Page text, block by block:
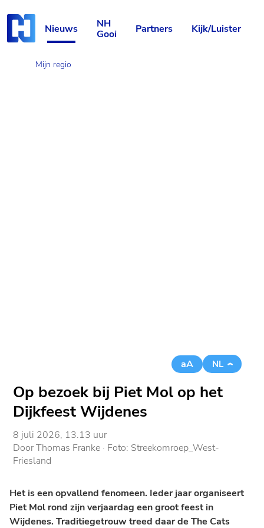
naar
content
Nieuws
NH
Gooi
Partners Kijk/Luister
Mijn regio
aA NL
Op bezoek bij Piet Mol op het
Dijkfeest Wijdenes
8 juli 2026, 13.13 uur
DoorThomas Franke · Foto: Streekomroep_West-
Friesland
Het is een opvallend fenomeen. Ieder jaar organiseert
Piet Mol rond zijn verjaardag een groot feest in
Wijdenes. Traditiegetrouw treed daar de The Cats